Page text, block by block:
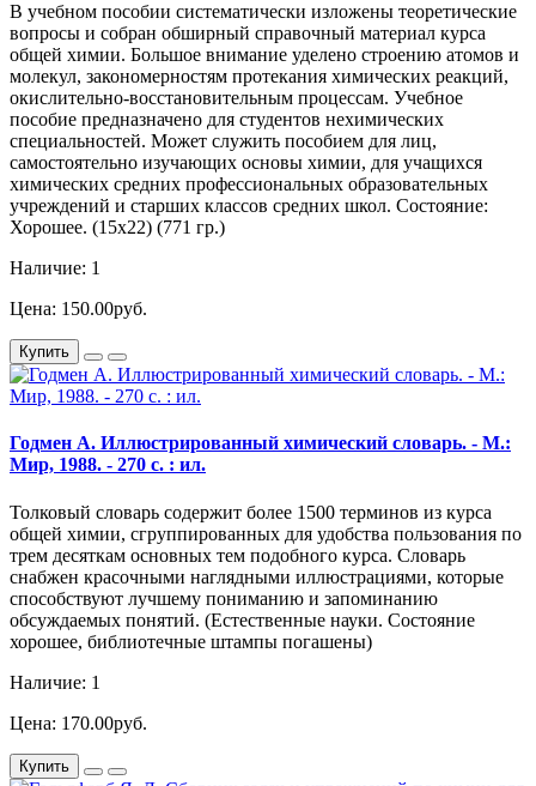
В учебном пособии систематически изложены теоретические
вопросы и собран обширный справочный материал курса
общей химии. Большое внимание уделено строению атомов и
молекул, закономерностям протекания химических реакций,
окислительно-восстановительным процессам. Учебное
пособие предназначено для студентов нехимических
специальностей. Может служить пособием для лиц,
самостоятельно изучающих основы химии, для учащихся
химических средних профессиональных образовательных
учреждений и старших классов средних школ. Состояние:
Хорошее. (15х22) (771 гр.)
Наличие: 1
Цена: 150.00руб.
Купить
Годмен А. Иллюстрированный химический словарь. - М.:
Мир, 1988. - 270 с. : ил.
Толковый словарь содержит более 1500 терминов из курса
общей химии, сгруппированных для удобства пользования по
трем десяткам основных тем подобного курса. Словарь
снабжен красочными наглядными иллюстрациями, которые
способствуют лучшему пониманию и запоминанию
обсуждаемых понятий. (Естественные науки. Состояние
хорошее, библиотечные штампы погашены)
Наличие: 1
Цена: 170.00руб.
Купить